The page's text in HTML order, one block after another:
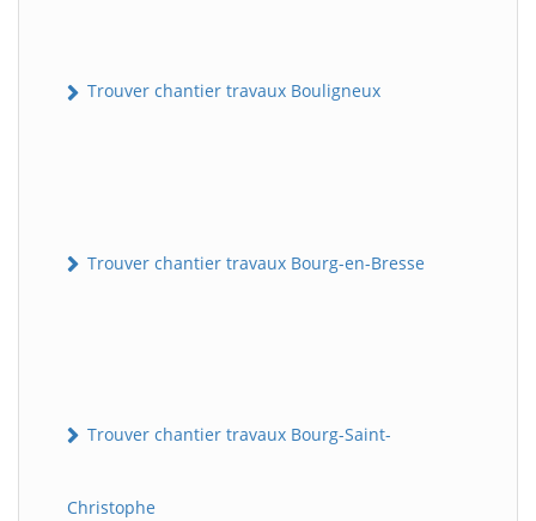
Trouver chantier travaux Bouligneux
Trouver chantier travaux Bourg-en-Bresse
Trouver chantier travaux Bourg-Saint-
Christophe